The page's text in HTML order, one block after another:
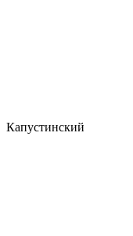
Капустинский